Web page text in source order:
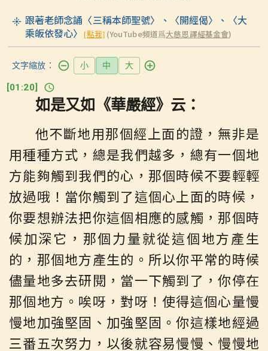
跟著老師念誦〈三稱本師聖號〉、〈開經偈〉、〈大
乘皈依發心〉
[點我] (YouTube頻道爲大慈恩譯經基金會)
文字縮放： 小 中 大
[01:20]
如是又如《華嚴經》云：
他不斷地用那個經上面的證，無非是
用種種方式，總是我們越多，總有一個地
方能夠觸到我們的心，那個時候不要輕輕
放過哦！當你觸到了這個心上面的時候，
你要想辦法把你這個相應的感觸，那個時
候加深它，那個力量就從這個地方產生
的，那個地方產生的。所以你平常的時候
儘量地多去研閱，當一下觸到了，你停在
那個地方。唉呀，對呀！使得這個心量慢
慢地加強堅固、加強堅固。你這樣地經過
三番五次努力，以後就容易慢慢、慢慢地